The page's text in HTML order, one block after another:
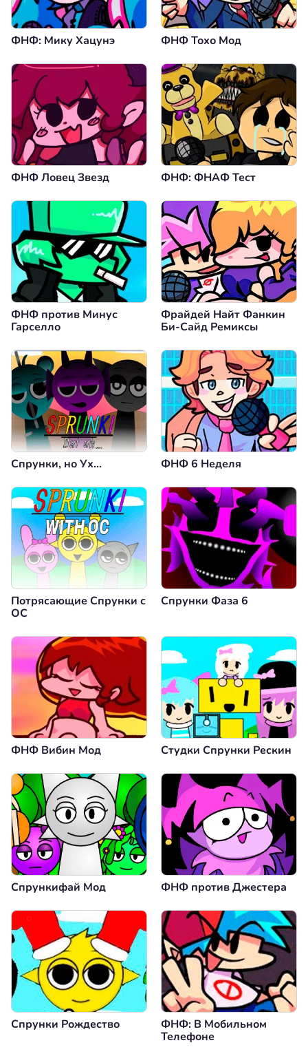
ФНФ: Мику Хацунэ ФНФ Тохо Мод
ФНФ Ловец Звезд ФНФ: ФНАФ Тест
ФНФ против Минус
Гарселло
Фрайдей Найт Фанкин
Би-Сайд Ремиксы
Спрунки, но Ух... ФНФ 6 Неделя
Потрясающие Спрунки с
OC
Спрунки Фаза 6
ФНФ Вибин Мод Студки Спрунки Рескин
Спрункифай Мод ФНФ против Джестера
Спрунки Рождество
ФНФ: В Мобильном
Телефоне